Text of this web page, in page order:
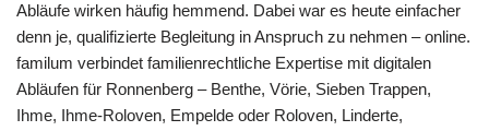
Abläufe wirken häufig hemmend. Dabei war es heute einfacher
denn je, qualifizierte Begleitung in Anspruch zu nehmen – online.
familum verbindet familienrechtliche Expertise mit digitalen
Abläufen für Ronnenberg – Benthe, Vörie, Sieben Trappen,
Ihme, Ihme-Roloven, Empelde oder Roloven, Linderte,